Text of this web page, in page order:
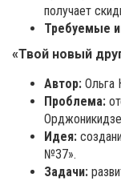
получает
Требуемые
«Твой новый
Автор: Ольга
Проблема:
Идея:
№37».
Задачи: